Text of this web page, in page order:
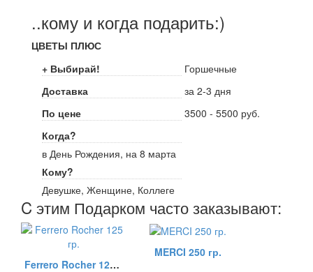
..кому и когда подарить:)
ЦВЕТЫ ПЛЮС
+ Выбирай!
Горшечные
Доставка
за 2-3 дня
По цене
3500 - 5500 руб.
Когда?
в День Рождения, на 8 марта
Кому?
Девушке, Женщине, Коллеге
C этим Подарком часто заказывают:
Ferrero Rocher 125 гр.
MERCI 250 гр.